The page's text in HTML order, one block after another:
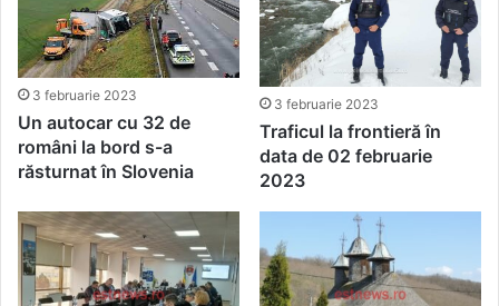
3 februarie 2023
Un autocar cu 32 de
români la bord s-a
răsturnat în Slovenia
3 februarie 2023
Traficul la frontieră în
data de 02 februarie
2023